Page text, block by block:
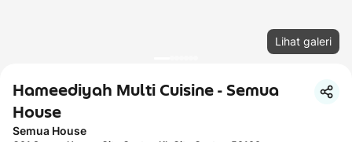
Lihat galeri
Hameediyah Multi Cuisine - Semua
House
Semua House